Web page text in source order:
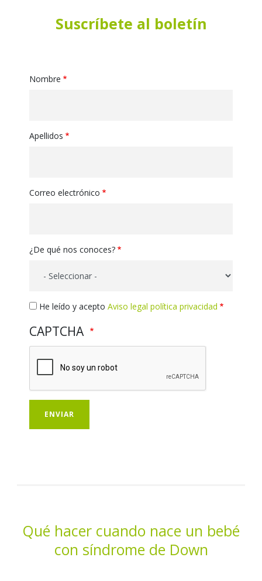
Suscríbete al boletín
Qué hacer cuando nace un bebé
con síndrome de Down